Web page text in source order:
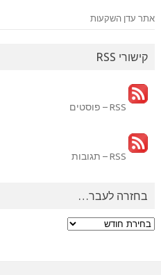
אתר עדן השקעות
קישורי RSS
RSS – פוסטים
RSS – תגובות
בחזרה לעבר…
בחזרה